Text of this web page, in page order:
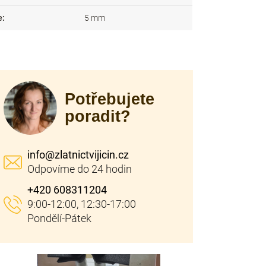
: 5 mm
Potřebujete
poradit?
info@zlatnictvijicin.cz
+420 608311204